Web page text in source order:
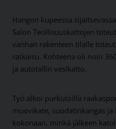
Hangon kupeessa sijaitsevassa
Salon Teollisuuskattojen
vanhan rakenteen tilalle
ratkaisu. Kohteena oli noin
ja autotallin vesikatto.
Työ alkoi purkutöillä
muovikate, suodatinkangas
kokonaan, minkä jälkeen